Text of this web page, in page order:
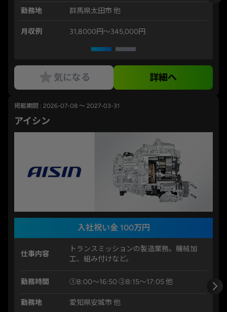
勤務地 群馬県太田市 他
月収例 31,8000円〜345,000円
気になる 詳細へ
掲載期間 : 2026-07-08 ～ 2027-03-31
アイシン
入社祝い金 100万円
仕事内容
トランスミッションの製造業務。機械加
工、組み付けなど。
勤務時間 ①8:00～16:50 ②8:15～17:05 他
勤務地 愛知県安城市 他